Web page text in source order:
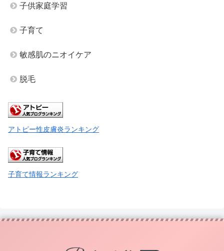
子供家庭学習
子育て
敏感肌のニオイケア
脱毛
アトピー性皮膚炎ランキング
子育て情報ランキング